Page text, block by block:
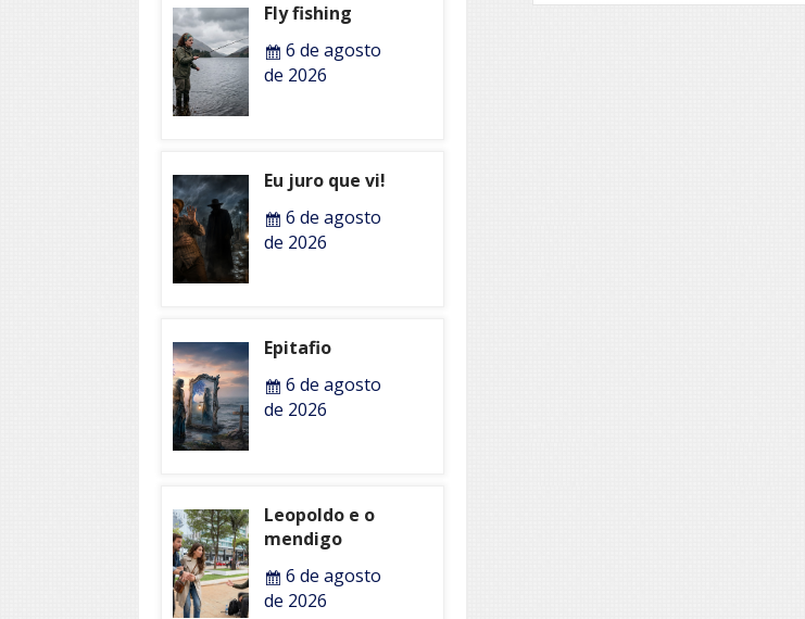
Fly fishing
6 de agosto
de 2026
Eu juro que vi!
6 de agosto
de 2026
Epitafio
6 de agosto
de 2026
Leopoldo e o
mendigo
6 de agosto
de 2026